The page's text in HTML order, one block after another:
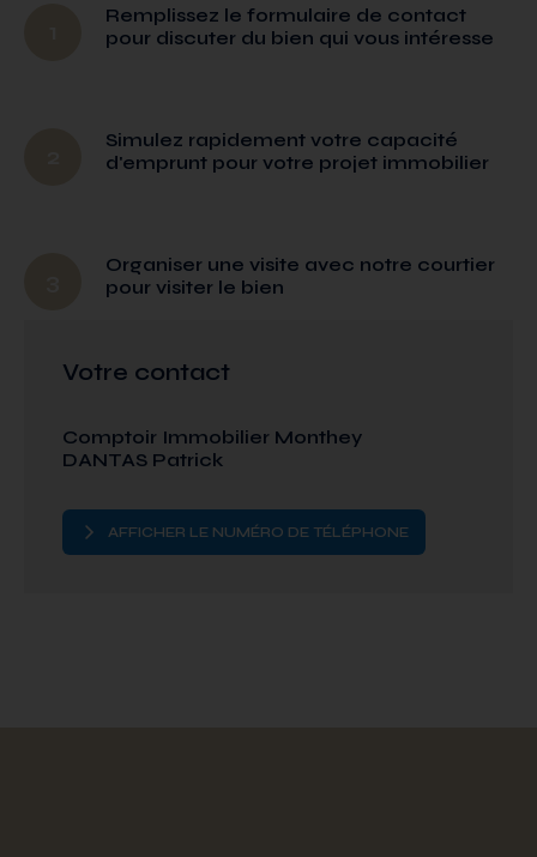
Remplissez le formulaire de contact
pour discuter du bien qui vous intéresse
Simulez rapidement votre capacité
d'emprunt pour votre projet immobilier
Organiser une visite avec notre courtier
pour visiter le bien
Votre contact
Comptoir Immobilier Monthey
DANTAS Patrick
AFFICHER LE NUMÉRO DE TÉLÉPHONE